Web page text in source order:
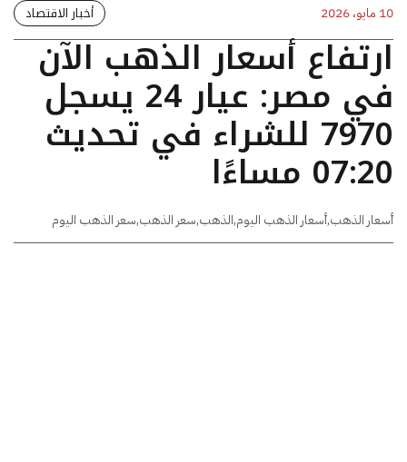
10 مايو، 2026 أخبار الاقتصاد
ارتفاع أسعار الذهب الآن
في مصر: عيار 24 يسجل
7970 للشراء في تحديث
07:20 مساءًا
أسعار الذهب,أسعار الذهب اليوم,الذهب,سعر الذهب,سعر الذهب اليوم